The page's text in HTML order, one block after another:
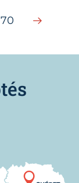
Page
70